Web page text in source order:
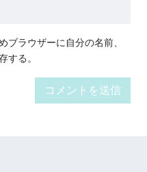
ブラウザーに自分の名前、
する。